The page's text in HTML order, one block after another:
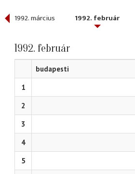
1992. március 1992. február
1992. február
budapesti
1
2
3
4
5